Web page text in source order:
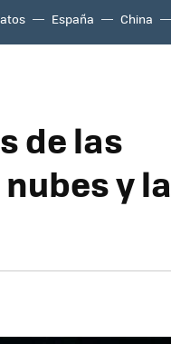
España China
de las
y la